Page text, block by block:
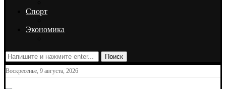
Спорт
Экономика
Поиск
Воскресенье, 9 августа, 2026